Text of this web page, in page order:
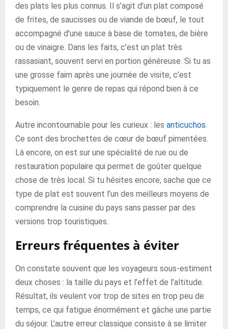
des plats les plus connus. Il s’agit d’un plat composé
de frites, de saucisses ou de viande de bœuf, le tout
accompagné d’une sauce à base de tomates, de bière
ou de vinaigre. Dans les faits, c’est un plat très
rassasiant, souvent servi en portion généreuse. Si tu as
une grosse faim après une journée de visite, c’est
typiquement le genre de repas qui répond bien à ce
besoin.
Autre incontournable pour les curieux : les anticuchos
Ce sont des brochettes de cœur de bœuf pimentées.
Là encore, on est sur une spécialité de rue ou de
restauration populaire qui permet de goûter quelque
chose de très local. Si tu hésites encore, sache que ce
type de plat est souvent l’un des meilleurs moyens de
comprendre la cuisine du pays sans passer par des
versions trop touristiques.
Erreurs fréquentes à éviter
On constate souvent que les voyageurs sous-estiment
deux choses : la taille du pays et l’effet de l’altitude.
Résultat, ils veulent voir trop de sites en trop peu de
temps, ce qui fatigue énormément et gâche une partie
du séjour. L’autre erreur classique consiste à se limiter